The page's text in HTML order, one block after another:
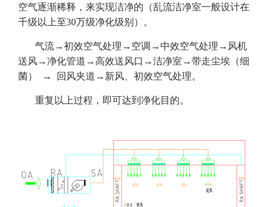
空气逐渐稀释，来实现洁净的（乱流洁净室一般设计在
千级以上至30万级净化级别）。
气流→初效空气处理→空调→中效空气处理→风机
送风→净化管道→高效送风口→洁净室→带走尘埃（细
菌） → 回风夹道→新风、初效空气处理。
重复以上过程，即可达到净化目的。